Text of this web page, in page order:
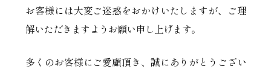
お客様には大変ご迷惑をおかけいたしますが、ご理
解いただきますようお願い申し上げます。
多くのお客様にご愛顧頂き、誠にありがとうござい